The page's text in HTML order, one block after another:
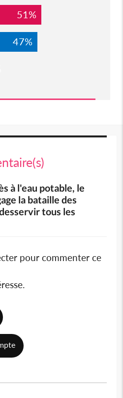
51%
47%
à l'eau potable, le
la bataille des
tous les
pour commenter ce